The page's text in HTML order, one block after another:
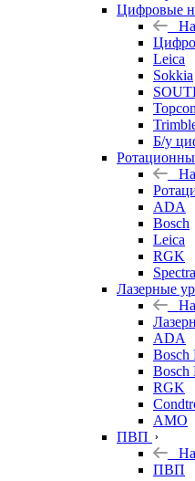
Цифровые
Leica
Sokkia
Topcon
Б/у
ADA
Bosch
Leica
RGK
Лазерные
ADA
Bosch
Bosch
RGK
AMO
ПВП
ПВП